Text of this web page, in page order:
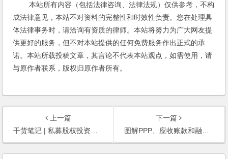
本站所有内容（包括法律咨询、法律法规）仅供参考，不构
成法律意见，本站不对资料的完整性和时效性负责。您在处理具
体法律事务时，请洽询有资质的律师。本站将努力为广大网友提
供更好的服务，但不对本站提供的任何免费服务作出正式的承
诺。本站所载投稿文章，其言论不代表本站观点，如需使用，请
与原作者联系，版权归原作者所有。
上一篇
干货笔记 | 私募股权投资之经典风控条款
下一篇
图解PPP、应收账款和融资租赁债权ABS业务尽职调查细则